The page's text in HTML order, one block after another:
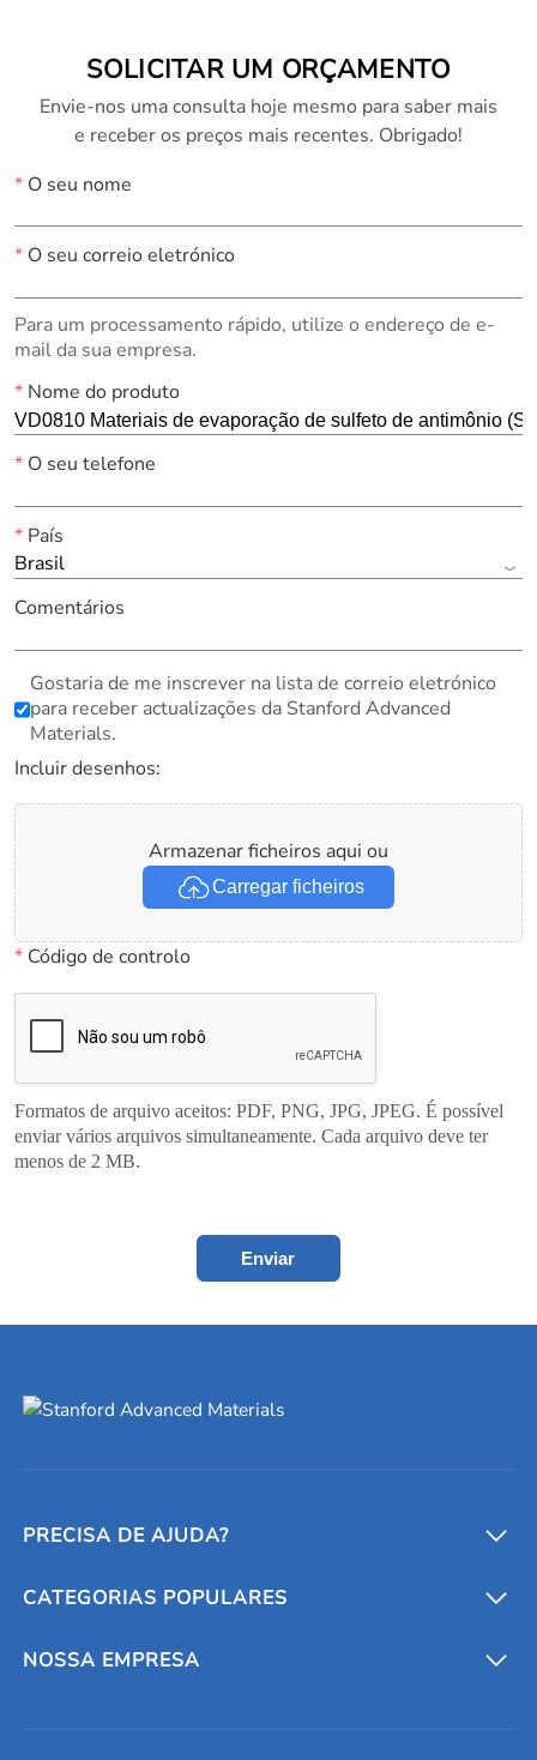
SOLICITAR UM ORÇAMENTO
Envie-nos uma consulta hoje mesmo para saber mais
e receber os preços mais recentes. Obrigado!
*O seu nome
*O seu correio eletrónico
Para um processamento rápido, utilize o endereço de e-
mail da sua empresa.
*Nome do produto
*O seu telefone
*País
Brasil
Comentários
Gostaria de me inscrever na lista de correio eletrónico
para receber actualizações da Stanford Advanced
Materials.
Incluir desenhos:
Armazenar ficheiros aqui ou
Carregar ficheiros
*Código de controlo
Formatos de arquivo aceitos: PDF, PNG, JPG, JPEG. É possível
enviar vários arquivos simultaneamente. Cada arquivo deve ter
menos de 2 MB.
Enviar
PRECISA DE AJUDA?
Conversores e calculadoras
Entre em contato conosco
CATEGORIAS POPULARES
Metais refratários
NOSSA EMPRESA